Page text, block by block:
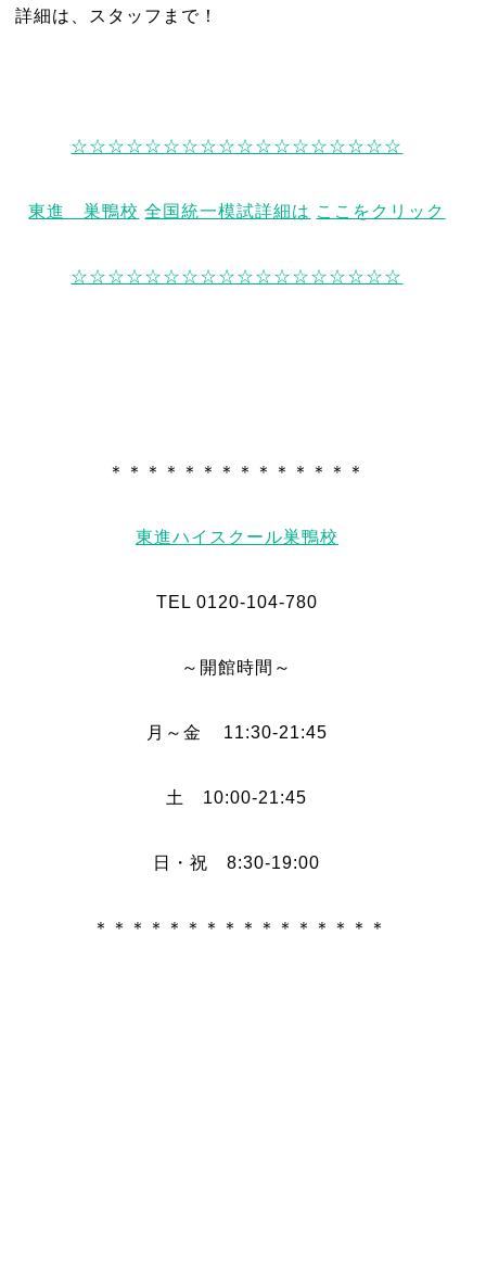
詳細は、スタッフまで！
☆☆☆☆☆☆☆☆☆☆☆☆☆☆☆☆☆☆
東進 巣鴨校 全国統一模試詳細は ここをクリック
☆☆☆☆☆☆☆☆☆☆☆☆☆☆☆☆☆☆
＊＊＊＊＊＊＊＊＊＊＊＊＊＊
東進ハイスクール巣鴨校
TEL 0120-104-780
～開館時間～
月～金 11:30-21:45
土 10:00-21:45
日・祝 8:30-19:00
＊＊＊＊＊＊＊＊＊＊＊＊＊＊＊＊